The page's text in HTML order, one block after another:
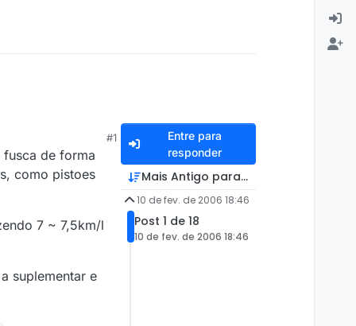
#1
fusca de forma
como pistoes
7 ~ 7,5km/l
suplementar e
Entre para
responder
Mais Antigo para Mais Recente
10 de fev. de 2006 18:46
Post 1 de 18
10 de fev. de 2006 18:46